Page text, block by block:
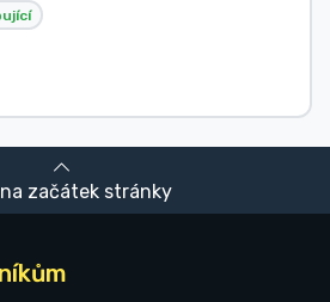
začátek stránky